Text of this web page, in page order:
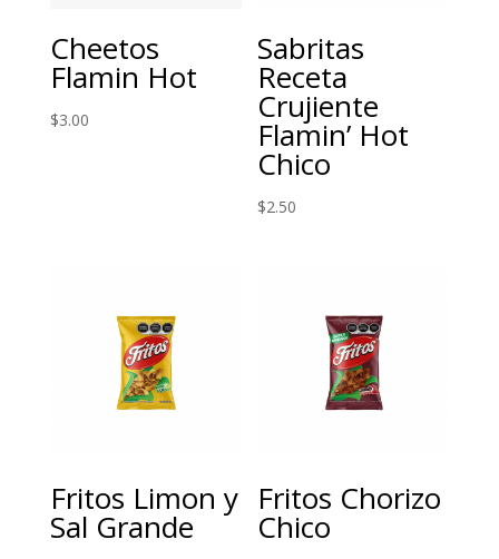
Cheetos
Flamin Hot
$3.00
Sabritas
Receta
Crujiente
Flamin’ Hot
Chico
$2.50
Fritos Limon y
Sal Grande
Fritos Chorizo
Chico